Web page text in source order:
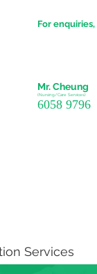
For
Mr. Cheung
(Nursing/Care Services)
6058 9796
Services